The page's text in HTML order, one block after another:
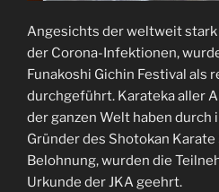
Angesichts der weltweit
der Corona-Infektionen,
Funakoshi Gichin Festival als
durchgeführt. Karateka aller
der ganzen Welt haben durch
Gründer des Shotokan
Belohnung, wurden die
Urkunde der JKA geehrt.